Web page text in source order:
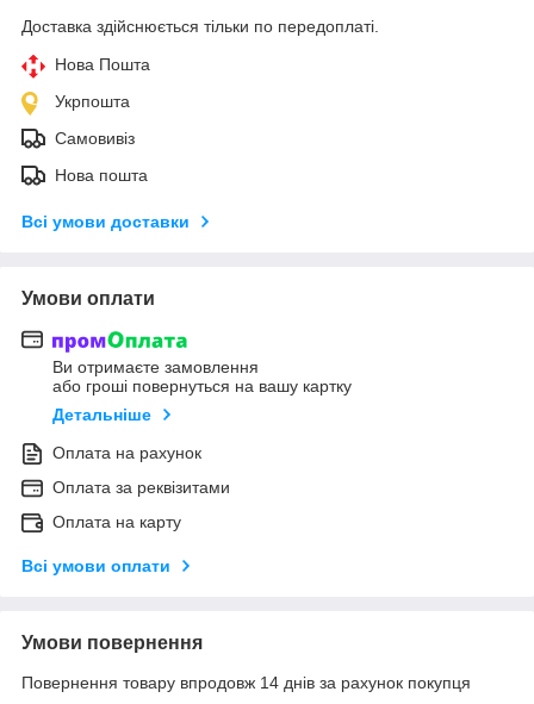
Доставка здійснюється тільки по передоплаті.
Нова Пошта
Укрпошта
Самовивіз
Нова пошта
Всі умови доставки
Умови оплати
Ви отримаєте замовлення
або гроші повернуться на вашу картку
Детальніше
Оплата на рахунок
Оплата за реквізитами
Оплата на карту
Всі умови оплати
Умови повернення
Повернення товару впродовж 14 днів за рахунок покупця